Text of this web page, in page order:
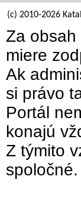
(c) 2010-2026
Za
miere
Ak
si právo
Portál
konajú
Z týmito
spoločné.